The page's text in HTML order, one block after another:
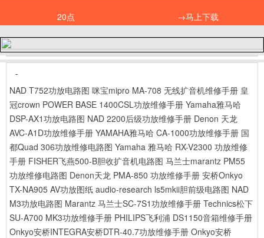
20点 →马上下载
-
NAD T752功放电路图 咪宝mipro MA-708 无线扩音机维修手册 皇
冠crown POWER BASE 1400CSL功放维修手册 Yamaha雅马哈
DSP-AX1功放电路图 NAD 2200后级功放维修手册 Denon 天龙
AVC-A1D功放维修手册 YAMAHA雅马哈 CA-1000功放维修手册 国
都Quad 306功放维修电路图 Yamaha 雅马哈 RX-V2300 功放维修
手册 FISHER飞燕500-B胆收扩音机电路图 马兰士marantz PM55
功放维修电路图 Denon天龙 PMA-850 功放维修手册 安桥Onkyo
TX-NA905 AV功放图纸 audio-research ls5mkii胆前级电路图 NAD
M3功放电路图 Marantz 马兰士SC-7S1功放维修手册 Technics松下
SU-A700 MK3功放维修手册 PHILIPS飞利浦 DS1150音箱维修手册
Onkyo安桥INTEGRA安桥DTR-40.7功放维修手册 Onkyo安桥